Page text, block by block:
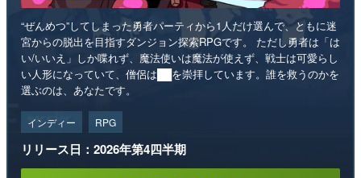
“ぜんめつ”してしまった勇者パーティから1人だけ選んで、ともに迷
宮からの脱出を目指すダンジョン探索RPGです。 ただし勇者は「は
い/いいえ」しか喋れず、魔法使いは魔法が使えず、戦士は可愛らし
い人形になっていて、僧侶は██を崇拝しています。誰を救うのかを
選ぶのは、あなたです。
インディー RPG
リリース日：2026年第4四半期